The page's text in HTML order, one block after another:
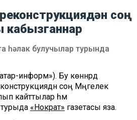
соң
кабызганнар
һәлак булучылар турында
информ»). Бу көннәрдә
соң Мәңгелек
кайттылар һәм
«Нократ» газетасы яза.